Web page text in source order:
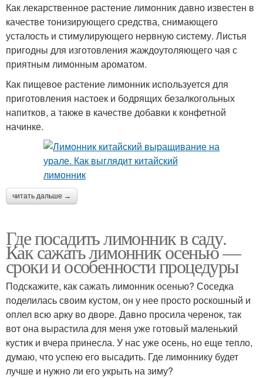
Как лекарственное растение лимонник давно известен в
качестве тонизирующего средства, снимающего
усталость и стимулирующего нервную систему. Листья
пригодны для изготовления жаждоутоляющего чая с
приятным лимонным ароматом.
Как пищевое растение лимонник используется для
приготовления настоек и бодрящих безалкогольных
напитков, а также в качестве добавки к конфетной
начинке.
читать дальше →
Где посадить лимонник в саду.
Как сажать лимонник осенью —
сроки и особенности процедуры
Подскажите, как сажать лимонник осенью? Соседка
поделилась своим кустом, он у нее просто роскошный и
оплел всю арку во дворе. Давно просила черенок, так
вот она вырастила для меня уже готовый маленький
кустик и вчера принесла. У нас уже осень, но еще тепло,
думаю, что успею его высадить. Где лимоннику будет
лучше и нужно ли его укрыть на зиму?